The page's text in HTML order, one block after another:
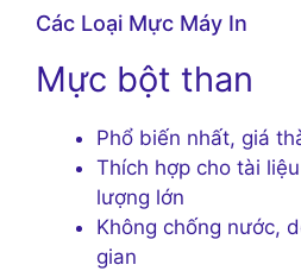
Các Loại Mực Máy In
Mực bột than
Phổ biến nhất, giá
Thích hợp cho tài
lượng lớn
Không chống nước,
gian